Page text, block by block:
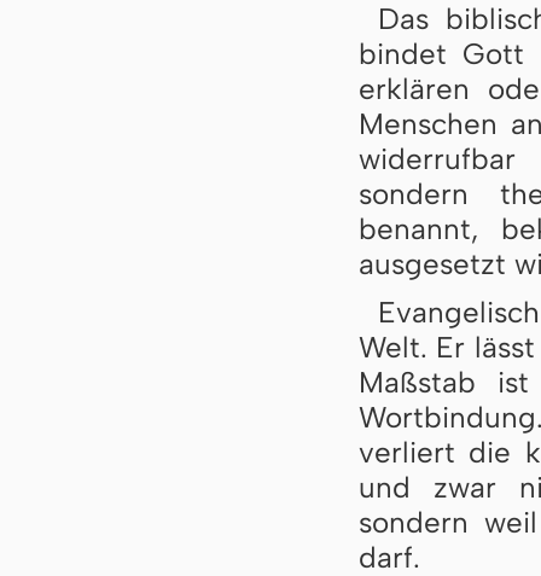
Das
bindet Gott
erklären
Menschen
sondern
benannt,
ausgesetzt
Welt. Er
Maßstab ist
verliert die
und zwar
sondern
darf.